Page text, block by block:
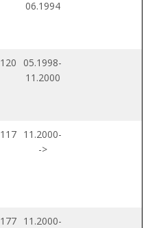
06.1994
120
05.1998-
11.2000
117 11.2000-
->
177 11.2000-